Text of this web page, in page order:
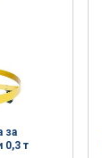
за
0,3 т